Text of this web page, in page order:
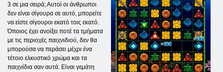
3 σε μια σειρά; Αυτοί οι άνθρωποι
δεν είναι σίγουρα σε αυτό, μπορείτε
να είστε σίγουροι εκατό τοις εκατό.
Όποιος έχει ανοίξει ποτέ τα τμήματα
με τις περιοχές παιχνιδιού, δεν θα
μπορούσα να περάσει μέχρι ένα
τέτοιο ελκυστικό χρώμα και τα
παιχνίδια σαν αυτά. Είναι γεμάτη